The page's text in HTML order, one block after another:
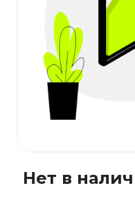
Нет в